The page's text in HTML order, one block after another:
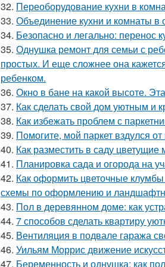
32. Переоборудование кухни в
33. Объединение кухни и комнаты в
34. Безопасно и легально: перенос
35. Однушка ремонт для семьи с
простых. И еще сложнее она
ребенком.
36. Окно в бане на какой высоте.
37. Как сделать свой дом уютным и
38. Как избежать проблем с
39. Помогите, мой паркет вздулся
40. Как разместить в саду
41. Планировка сада и огорода на
42. Как оформить цветочные
схемы по оформлению и
43. Пол в деревянном доме: как
44. 7 способов сделать квартиру
45. Вентиляция в подвале гаража
46. Уильям Моррис движение
47. Беременность и однушка: как